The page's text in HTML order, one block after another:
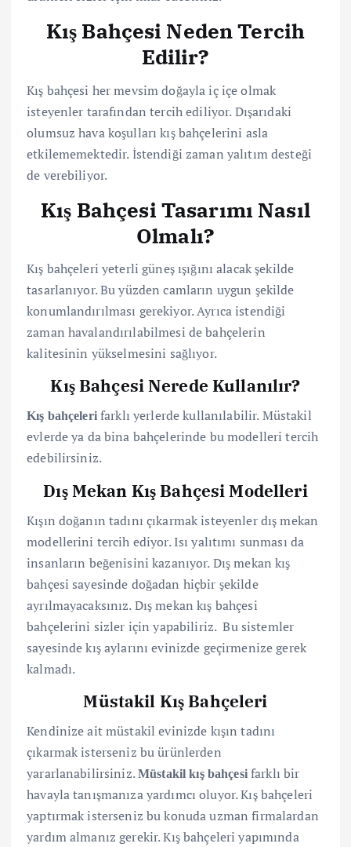
Kış Bahçesi Neden Tercih
Edilir?
Kış bahçesi her mevsim doğayla iç içe olmak
isteyenler tarafından tercih ediliyor. Dışarıdaki
olumsuz hava koşulları kış bahçelerini asla
etkilememektedir. İstendiği zaman yalıtım desteği
de verebiliyor.
Kış Bahçesi Tasarımı Nasıl
Olmalı?
Kış bahçeleri yeterli güneş ışığını alacak şekilde
tasarlanıyor. Bu yüzden camların uygun şekilde
konumlandırılması gerekiyor. Ayrıca istendiği
zaman havalandırılabilmesi de bahçelerin
kalitesinin yükselmesini sağlıyor.
Kış Bahçesi Nerede Kullanılır?
Kış bahçelerifarklı yerlerde kullanılabilir. Müstakil
evlerde ya da bina bahçelerinde bu modelleri tercih
edebilirsiniz.
Dış Mekan Kış Bahçesi Modelleri
Kışın doğanın tadını çıkarmak isteyenler dış mekan
modellerini tercih ediyor. Isı yalıtımı sunması da
insanların beğenisini kazanıyor. Dış mekan kış
bahçesi sayesinde doğadan hiçbir şekilde
ayrılmayacaksınız. Dış mekan kış bahçesi
bahçelerini sizler için yapabiliriz. Bu sistemler
sayesinde kış aylarını evinizde geçirmenize gerek
kalmadı.
Müstakil Kış Bahçeleri
Kendinize ait müstakil evinizde kışın tadını
çıkarmak isterseniz bu ürünlerden
yararlanabilirsiniz.Müstakil kış bahçesifarklı bir
havayla tanışmanıza yardımcı oluyor. Kış bahçeleri
yaptırmak isterseniz bu konuda uzman firmalardan
yardım almanız gerekir. Kış bahçeleri yapımında